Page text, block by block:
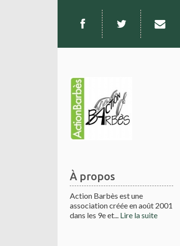
À propos
Action Barbès est une
association créée en août 2001
dans les 9e et... Lire la suite